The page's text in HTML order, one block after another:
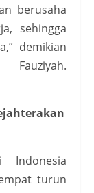
berusaha
sehingga
demikian
turun